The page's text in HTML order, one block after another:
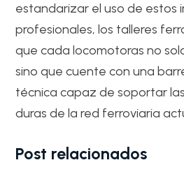
estandarizar el uso de estos
profesionales, los talleres
que cada locomotoras no
sino que cuente con una
técnica capaz de soportar
duras de la red ferroviaria
Post relacionados